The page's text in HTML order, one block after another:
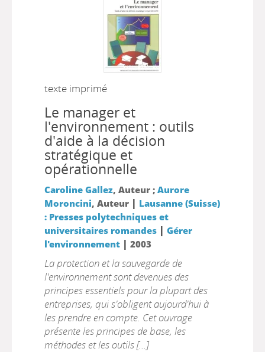
texte imprimé
Le manager et
l'environnement : outils
d'aide à la décision
stratégique et
opérationnelle
Caroline Gallez, Auteur ; Aurore
Moroncini, Auteur | Lausanne (Suisse)
: Presses polytechniques et
universitaires romandes| Gérer
l'environnement| 2003
La protection et la sauvegarde de
l'environnement sont devenues des
principes essentiels pour la plupart des
entreprises, qui s'obligent aujourd'hui à
les prendre en compte. Cet ouvrage
présente les principes de base, les
méthodes et les outils [...]